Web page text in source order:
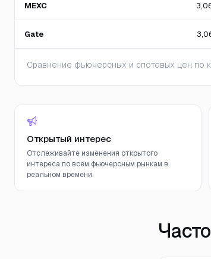
MEXC
Gate
Сравнение фьючерсных и спотовых цен по
Открытый интерес
Отслеживайте изменения открытого
интереса по всем фьючерсным рынкам в
реальном времени.